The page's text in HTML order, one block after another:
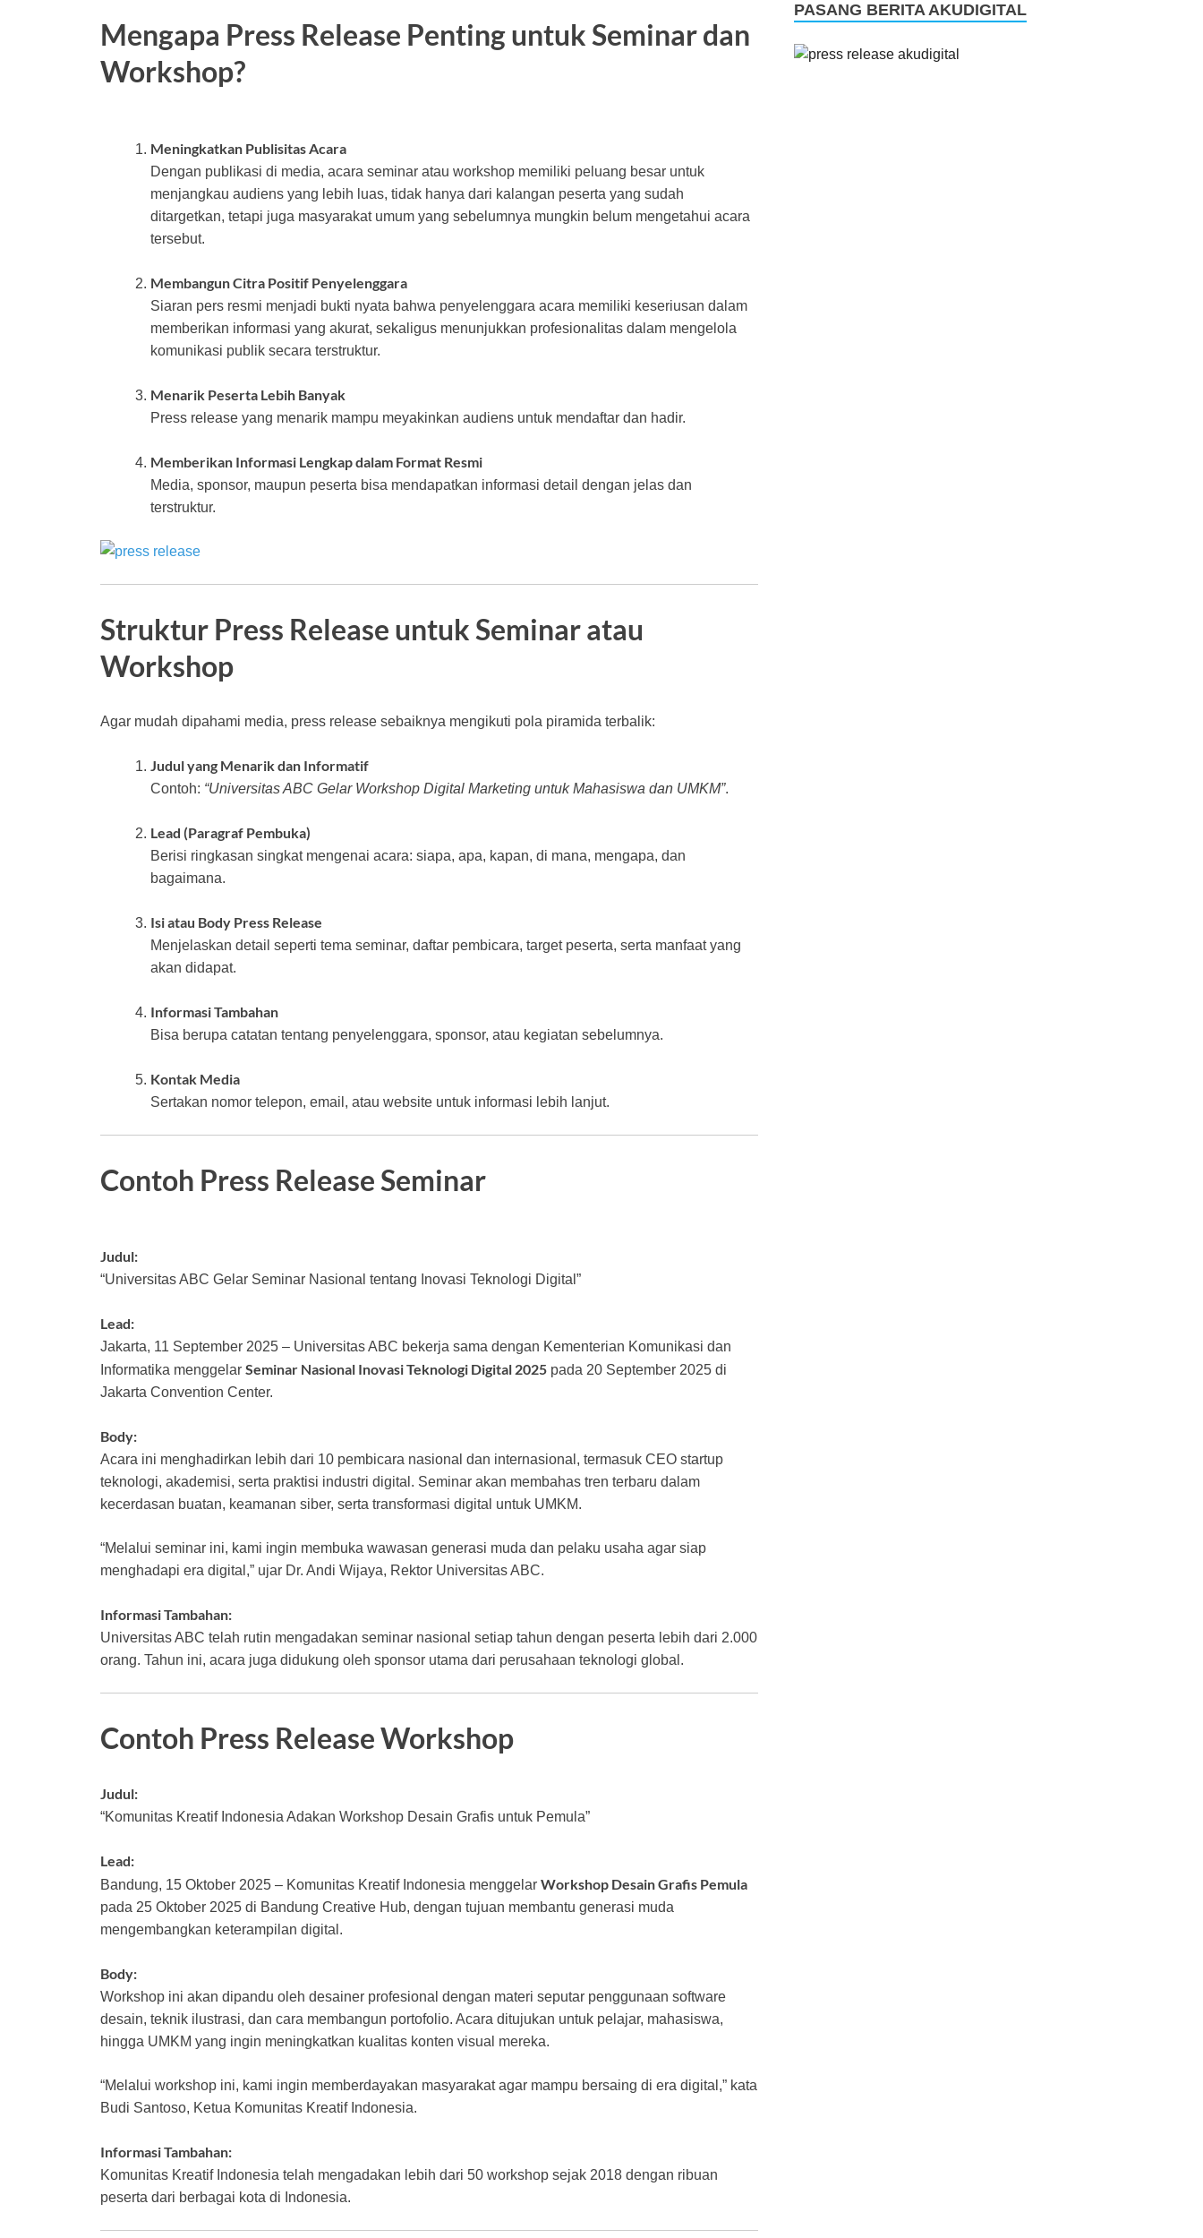
Mengapa Press Release Penting untuk Seminar dan
Workshop?
Meningkatkan Publisitas Acara
Dengan publikasi di media, acara seminar atau workshop memiliki peluang besar untuk
menjangkau audiens yang lebih luas, tidak hanya dari kalangan peserta yang sudah
ditargetkan, tetapi juga masyarakat umum yang sebelumnya mungkin belum mengetahui acara
tersebut.
Membangun Citra Positif Penyelenggara
Siaran pers resmi menjadi bukti nyata bahwa penyelenggara acara memiliki keseriusan dalam
memberikan informasi yang akurat, sekaligus menunjukkan profesionalitas dalam mengelola
komunikasi publik secara terstruktur.
Menarik Peserta Lebih Banyak
Press release yang menarik mampu meyakinkan audiens untuk mendaftar dan hadir.
Memberikan Informasi Lengkap dalam Format Resmi
Media, sponsor, maupun peserta bisa mendapatkan informasi detail dengan jelas dan
terstruktur.
Struktur Press Release untuk Seminar atau
Workshop
Agar mudah dipahami media, press release sebaiknya mengikuti pola piramida terbalik:
Judul yang Menarik dan Informatif
Contoh: “Universitas ABC Gelar Workshop Digital Marketing untuk Mahasiswa dan UMKM”.
Lead (Paragraf Pembuka)
Berisi ringkasan singkat mengenai acara: siapa, apa, kapan, di mana, mengapa, dan
bagaimana.
Isi atau Body Press Release
Menjelaskan detail seperti tema seminar, daftar pembicara, target peserta, serta manfaat yang
akan didapat.
Informasi Tambahan
Bisa berupa catatan tentang penyelenggara, sponsor, atau kegiatan sebelumnya.
Kontak Media
Sertakan nomor telepon, email, atau website untuk informasi lebih lanjut.
Contoh Press Release Seminar
Judul:
“Universitas ABC Gelar Seminar Nasional tentang Inovasi Teknologi Digital”
Lead:
Jakarta, 11 September 2025 – Universitas ABC bekerja sama dengan Kementerian Komunikasi dan
Informatika menggelar Seminar Nasional Inovasi Teknologi Digital 2025 pada 20 September 2025 di
Jakarta Convention Center.
Body:
Acara ini menghadirkan lebih dari 10 pembicara nasional dan internasional, termasuk CEO startup
teknologi, akademisi, serta praktisi industri digital. Seminar akan membahas tren terbaru dalam
kecerdasan buatan, keamanan siber, serta transformasi digital untuk UMKM.
“Melalui seminar ini, kami ingin membuka wawasan generasi muda dan pelaku usaha agar siap
menghadapi era digital,” ujar Dr. Andi Wijaya, Rektor Universitas ABC.
Informasi Tambahan:
Universitas ABC telah rutin mengadakan seminar nasional setiap tahun dengan peserta lebih dari 2.000
orang. Tahun ini, acara juga didukung oleh sponsor utama dari perusahaan teknologi global.
Contoh Press Release Workshop
Judul:
“Komunitas Kreatif Indonesia Adakan Workshop Desain Grafis untuk Pemula”
Lead:
Bandung, 15 Oktober 2025 – Komunitas Kreatif Indonesia menggelar Workshop Desain Grafis Pemula
pada 25 Oktober 2025 di Bandung Creative Hub, dengan tujuan membantu generasi muda
mengembangkan keterampilan digital.
Body:
Workshop ini akan dipandu oleh desainer profesional dengan materi seputar penggunaan software
desain, teknik ilustrasi, dan cara membangun portofolio. Acara ditujukan untuk pelajar, mahasiswa,
hingga UMKM yang ingin meningkatkan kualitas konten visual mereka.
“Melalui workshop ini, kami ingin memberdayakan masyarakat agar mampu bersaing di era digital,” kata
Budi Santoso, Ketua Komunitas Kreatif Indonesia.
Informasi Tambahan:
Komunitas Kreatif Indonesia telah mengadakan lebih dari 50 workshop sejak 2018 dengan ribuan
peserta dari berbagai kota di Indonesia.
PASANG BERITA AKUDIGITAL